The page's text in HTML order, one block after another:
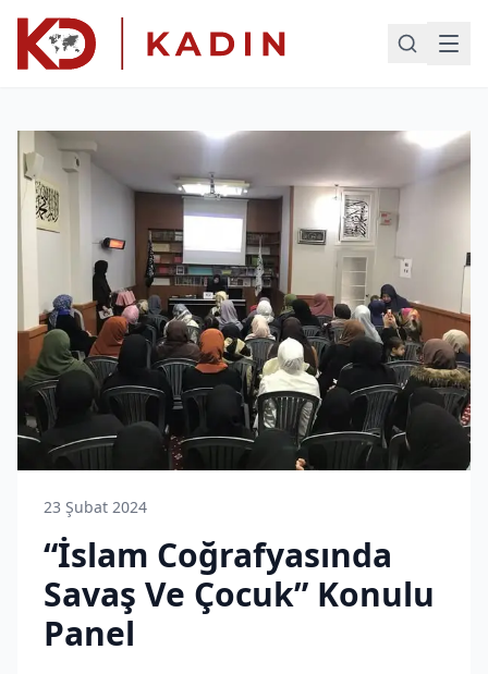
23 Şubat 2024
“İslam Coğrafyasında
Savaş Ve Çocuk” Konulu
Panel